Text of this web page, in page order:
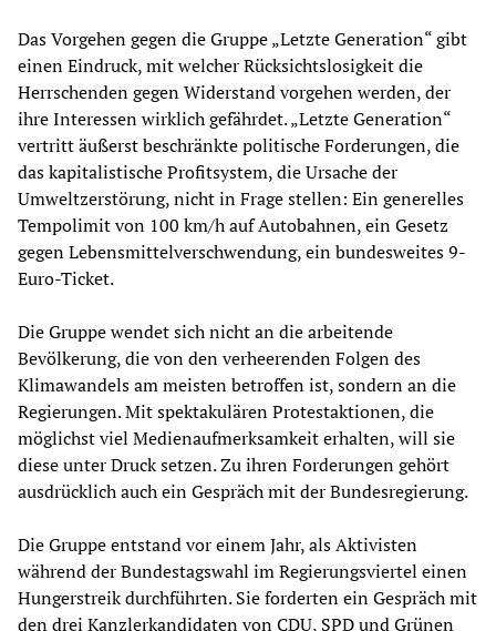
Das Vorgehen gegen die Gruppe „Letzte Generation“ gibt
einen Eindruck, mit welcher Rücksichtslosigkeit die
Herrschenden gegen Widerstand vorgehen werden, der
ihre Interessen wirklich gefährdet. „Letzte Generation“
vertritt äußerst beschränkte politische Forderungen, die
das kapitalistische Profitsystem, die Ursache der
Umweltzerstörung, nicht in Frage stellen: Ein generelles
Tempolimit von 100 km/h auf Autobahnen, ein Gesetz
gegen Lebensmittelverschwendung, ein bundesweites 9-
Euro-Ticket.
Die Gruppe wendet sich nicht an die arbeitende
Bevölkerung, die von den verheerenden Folgen des
Klimawandels am meisten betroffen ist, sondern an die
Regierungen. Mit spektakulären Protestaktionen, die
möglichst viel Medienaufmerksamkeit erhalten, will sie
diese unter Druck setzen. Zu ihren Forderungen gehört
ausdrücklich auch ein Gespräch mit der Bundesregierung.
Die Gruppe entstand vor einem Jahr, als Aktivisten
während der Bundestagswahl im Regierungsviertel einen
Hungerstreik durchführten. Sie forderten ein Gespräch mit
den drei Kanzlerkandidaten von CDU, SPD und Grünen